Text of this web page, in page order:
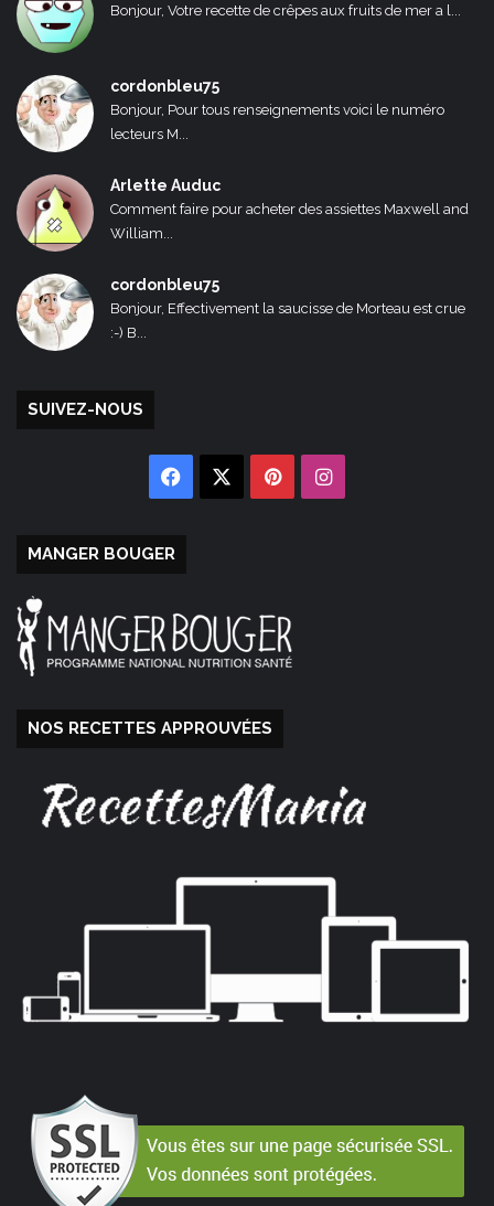
Bonjour, Votre recette de crêpes aux fruits de mer a l...
cordonbleu75
Bonjour, Pour tous renseignements voici le numéro
lecteurs M...
Arlette Auduc
Comment faire pour acheter des assiettes Maxwell and
William...
cordonbleu75
Bonjour, Effectivement la saucisse de Morteau est crue
:-) B...
SUIVEZ-NOUS
Facebook PinterestInstagram
MANGER BOUGER
NOS RECETTES APPROUVÉES